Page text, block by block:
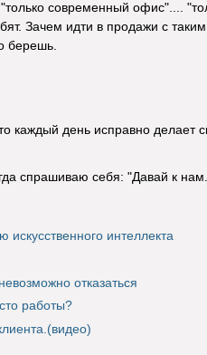
современный офис"....
Зачем идти в продажи с
берешь.
каждый день исправно делает
спрашиваю себя: "Давай к
интеллекта
отказаться
работы?